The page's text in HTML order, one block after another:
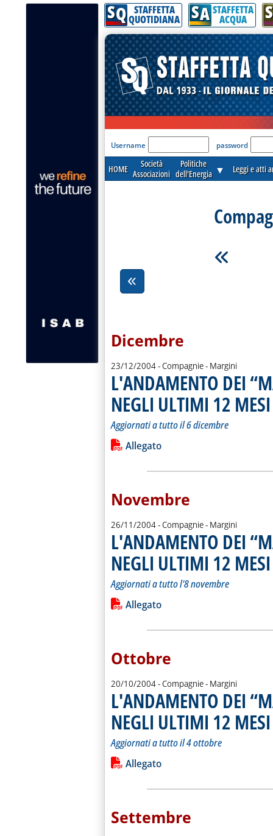
SQ STAFFETTA
QUOTIDIANA SA STAFFETTA
ACQUA S
'Modulo Login per
Username password
HOME
Società
Associazioni
Politiche
dell'Energia ▼ Leggi e atti
Dicembre
23/12/2004- Compagnie - Margini
L'ANDAMENTO DEI
NEGLI ULTIMI 12 MESI
Aggiornati a tutto il 6 dicembre
Leggi tutta la notizia: 'L'ANDAMENTO
Lista allegati PDF alla notizia
Allegato
Novembre
26/11/2004- Compagnie - Margini
L'ANDAMENTO DEI
NEGLI ULTIMI 12 MESI
Aggiornati a tutto l'8 novembre
Leggi tutta la notizia: 'L'ANDAMENTO
Lista allegati PDF alla notizia
Allegato
Ottobre
20/10/2004- Compagnie - Margini
L'ANDAMENTO DEI
NEGLI ULTIMI 12 MESI
Aggiornati a tutto il 4 ottobre
Leggi tutta la notizia: 'L'ANDAMENTO
Lista allegati PDF alla notizia
Allegato
Settembre